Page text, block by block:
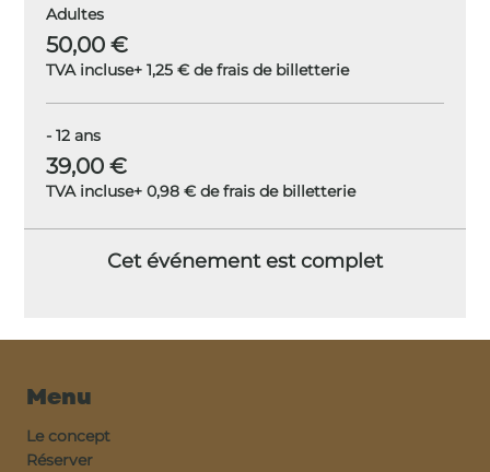
Adultes
50,00 €
TVA incluse+ 1,25 € de frais de billetterie
- 12 ans
39,00 €
TVA incluse+ 0,98 € de frais de billetterie
Cet événement est complet
Menu
Le concept
Réserver